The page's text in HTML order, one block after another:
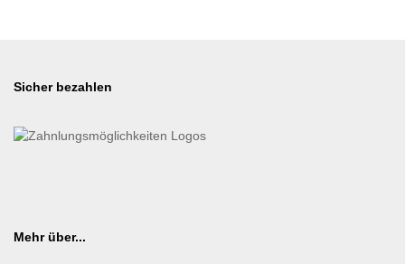
Sicher bezahlen
Mehr über...